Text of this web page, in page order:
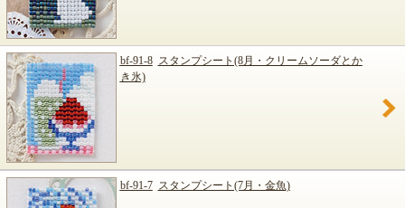
bf-91-8 スタンプシート(8月・クリームソーダとか
き氷)
bf-91-7 スタンプシート(7月・金魚)